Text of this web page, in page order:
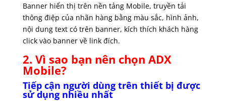
Banner hiển thị trên nền tảng Mobile, truyền tải
thông điệp của nhãn hàng bằng màu sắc, hình ảnh,
nội dung text có trên banner, kích thích khách hàng
click vào banner về link đích.
2. Vì sao bạn nên chọn ADX
Mobile?
Tiếp cận người dùng trên thiết bị được
sử dụng nhiều nhất